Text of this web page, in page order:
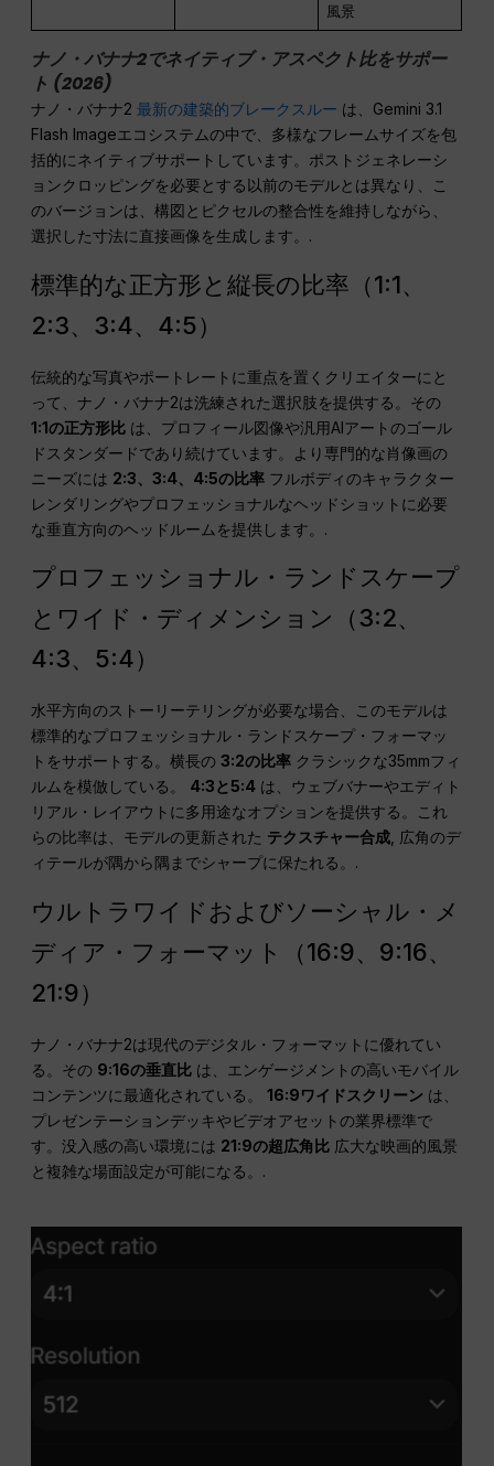
風景
ナノ・バナナ2でネイティブ・アスペクト比をサポー
ト (2026)
ナノ・バナナ2最新の建築的ブレークスルー は、Gemini 3.1
Flash Imageエコシステムの中で、多様なフレームサイズを包
括的にネイティブサポートしています。ポストジェネレーシ
ョンクロッピングを必要とする以前のモデルとは異なり、こ
のバージョンは、構図とピクセルの整合性を維持しながら、
選択した寸法に直接画像を生成します。.
標準的な正方形と縦長の比率（1:1、
2:3、3:4、4:5）
伝統的な写真やポートレートに重点を置くクリエイターにと
って、ナノ・バナナ2は洗練された選択肢を提供する。その
1:1の正方形比 は、プロフィール図像や汎用AIアートのゴール
ドスタンダードであり続けています。より専門的な肖像画の
ニーズには 2:3、3:4、4:5の比率 フルボディのキャラクター
レンダリングやプロフェッショナルなヘッドショットに必要
な垂直方向のヘッドルームを提供します。.
プロフェッショナル・ランドスケープ
とワイド・ディメンション（3:2、
4:3、5:4）
水平方向のストーリーテリングが必要な場合、このモデルは
標準的なプロフェッショナル・ランドスケープ・フォーマッ
トをサポートする。横長の3:2の比率 クラシックな35mmフィ
ルムを模倣している。 4:3と5:4 は、ウェブバナーやエディト
リアル・レイアウトに多用途なオプションを提供する。これ
らの比率は、モデルの更新された テクスチャー合成 , 広角のデ
ィテールが隅から隅までシャープに保たれる。.
ウルトラワイドおよびソーシャル・メ
ディア・フォーマット（16:9、9:16、
21:9）
ナノ・バナナ2は現代のデジタル・フォーマットに優れてい
る。その 9:16の垂直比 は、エンゲージメントの高いモバイル
コンテンツに最適化されている。16:9ワイドスクリーン は、
プレゼンテーションデッキやビデオアセットの業界標準で
す。没入感の高い環境には 21:9の超広角比 広大な映画的風景
と複雑な場面設定が可能になる。.